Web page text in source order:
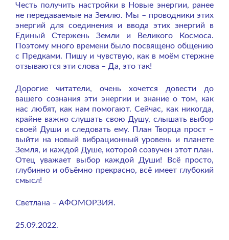
Честь получить настройки в Новые энергии, ранее
не передаваемые на Землю. Мы – проводники этих
энергий для соединения и ввода этих энергий в
Единый Стержень Земли и Великого Космоса.
Поэтому много времени было посвящено общению
с Предками. Пишу и чувствую, как в моём стержне
отзываются эти слова – Да, это так!
Дорогие читатели, очень хочется довести до
вашего сознания эти энергии и знание о том, как
нас любят, как нам помогают. Сейчас, как никогда,
крайне важно слушать свою Душу, слышать выбор
своей Души и следовать ему. План Творца прост –
выйти на новый вибрационный уровень и планете
Земля, и каждой Душе, которой созвучен этот план.
Отец уважает выбор каждой Души! Всё просто,
глубинно и объёмно прекрасно, всё имеет глубокий
смысл!
Светлана – АФОМОРЗИЯ.
25.09.2022.